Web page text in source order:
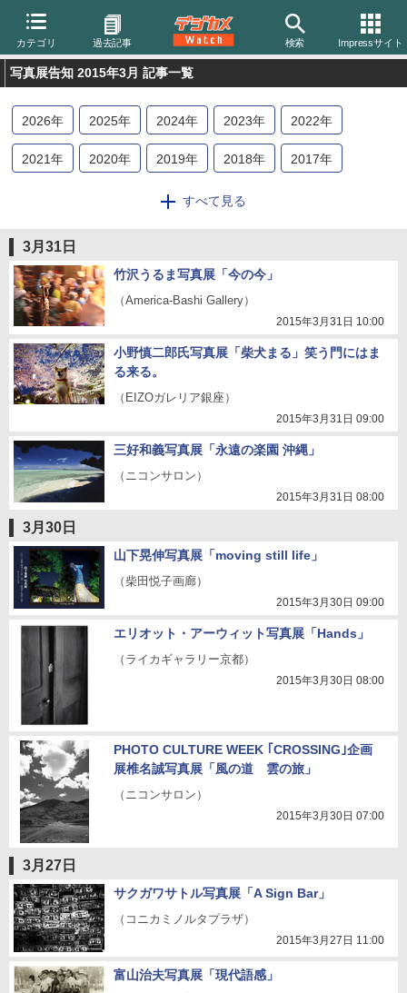
カテゴリ 過去記事 検索 Impressサイト
写真展告知 2015年3月 記事一覧
2026年 2025年 2024年 2023年 2022年
2021年 2020年 2019年 2018年 2017年
2014年 2013
すべて見る
3月31日
竹沢うるま写真展「今の今」
（America-Bashi Gallery）
2015年3月31日 10:00
小野慎二郎氏写真展「柴犬まる」笑う門にはま
る来る。
（EIZOガレリア銀座）
2015年3月31日 09:00
三好和義写真展「永遠の楽園 沖縄」
（ニコンサロン）
2015年3月31日 08:00
3月30日
山下晃伸写真展「moving still life」
（柴田悦子画廊）
2015年3月30日 09:00
エリオット・アーウィット写真展「Hands」
（ライカギャラリー京都）
2015年3月30日 08:00
PHOTO CULTURE WEEK ｢CROSSING｣企画
展椎名誠写真展「風の道 雲の旅」
（ニコンサロン）
2015年3月30日 07:00
3月27日
サクガワサトル写真展「A Sign Bar」
（コニカミノルタプラザ）
2015年3月27日 11:00
富山治夫写真展「現代語感」